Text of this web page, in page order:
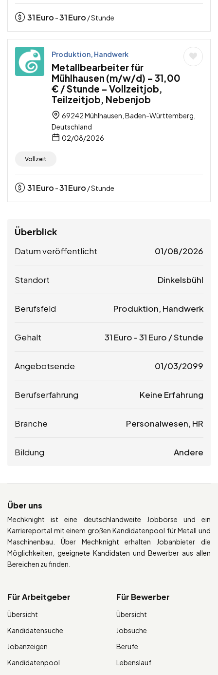
31Euro -31Euro / Stunde
Produktion, Handwerk
Metallbearbeiter für
Mühlhausen (m/w/d) – 31,00
€ / Stunde – Vollzeitjob,
Teilzeitjob, Nebenjob
69242 Mühlhausen, Baden-Württemberg,
Deutschland
02/08/2026
Vollzeit
31Euro -31Euro / Stunde
Überblick
Datum veröffentlicht 01/08/2026
Standort Dinkelsbühl
Berufsfeld Produktion, Handwerk
Gehalt 31 Euro -31 Euro / Stunde
Angebotsende 01/03/2099
Berufserfahrung Keine Erfahrung
Branche Personalwesen, HR
Bildung Andere
Über uns
Mechknight ist eine deutschlandweite Jobbörse und ein
Karriereportal mit einem großen Kandidatenpool für Metall und
Maschinenbau. Über Mechknight erhalten Jobanbieter die
Möglichkeiten, geeignete Kandidaten und Bewerber aus allen
Bereichen zu finden.
Für Arbeitgeber
Übersicht
Kandidatensuche
Jobanzeigen
Kandidatenpool
Für Bewerber
Übersicht
Jobsuche
Berufe
Lebenslauf